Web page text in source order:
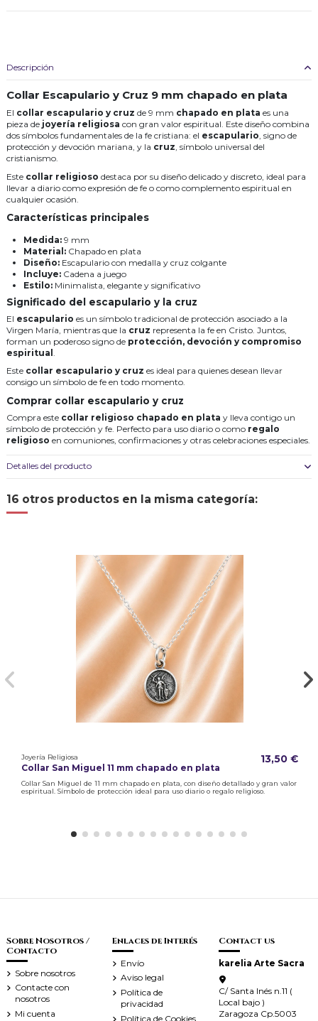
Descripción
Collar Escapulario y Cruz 9 mm chapado en plata
El collar escapulario y cruz de 9 mm chapado en plata es una
pieza de joyería religiosa con gran valor espiritual. Este diseño combina
dos símbolos fundamentales de la fe cristiana: el escapulario, signo de
protección y devoción mariana, y la cruz, símbolo universal del
cristianismo.
Este collar religioso destaca por su diseño delicado y discreto, ideal para
llevar a diario como expresión de fe o como complemento espiritual en
cualquier ocasión.
Características principales
Medida: 9 mm
Material: Chapado en plata
Diseño: Escapulario con medalla y cruz colgante
Incluye: Cadena a juego
Estilo: Minimalista, elegante y significativo
Significado del escapulario y la cruz
El escapulario es un símbolo tradicional de protección asociado a la
Virgen María, mientras que la cruz representa la fe en Cristo. Juntos,
forman un poderoso signo de protección, devoción y compromiso
espiritual
Este collar escapulario y cruz es ideal para quienes desean llevar
consigo un símbolo de fe en todo momento.
Comprar collar escapulario y cruz
Compra este collar religioso chapado en plata y lleva contigo un
símbolo de protección y fe. Perfecto para uso diario o como regalo
religioso en comuniones, confirmaciones y otras celebraciones especiales.
Detalles del producto
16 otros productos en la misma categoría:
Joyería Religiosa
Collar San Miguel 11 mm chapado en plata
13,50 €
Collar San Miguel de 11 mm chapado en plata, con diseño detallado y gran valor
espiritual. Símbolo de protección ideal para uso diario o regalo religioso.
Sobre Nosotros /
Contacto
Sobre nosotros
Contacte con
nosotros
Mi cuenta
Enlaces de Interés
Envío
Aviso legal
Política de
privacidad
Política de Cookies
Contact us
karelia Arte Sacra
C/ Santa Inés n.11 (
Local bajo )
Zaragoza Cp.5003